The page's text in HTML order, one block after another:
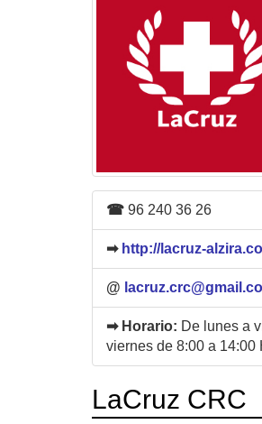
☎ 96 240 36 26
➡ http://lacruz-
@
➡ Horario: De lunes a
viernes de 8:00 a 14:00
LaCruz CRC